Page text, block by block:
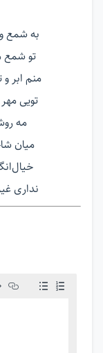
به شمع
تو شمع
منم ابر
تویی
مه
میان
نداری